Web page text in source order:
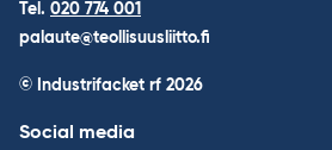
Tel. 020 774 001
palaute@teollisuusliitto.fi
© Industrifacket rf 2026
Social media